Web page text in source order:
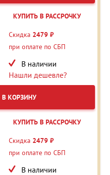
КУПИТЬ В РАССРОЧКУ
Скидка 2479 ₽
при оплате по СБП
В наличии
Нашли дешевле?
КОРЗИНУ
КУПИТЬ В РАССРОЧКУ
Скидка 2479 ₽
при оплате по СБП
В наличии